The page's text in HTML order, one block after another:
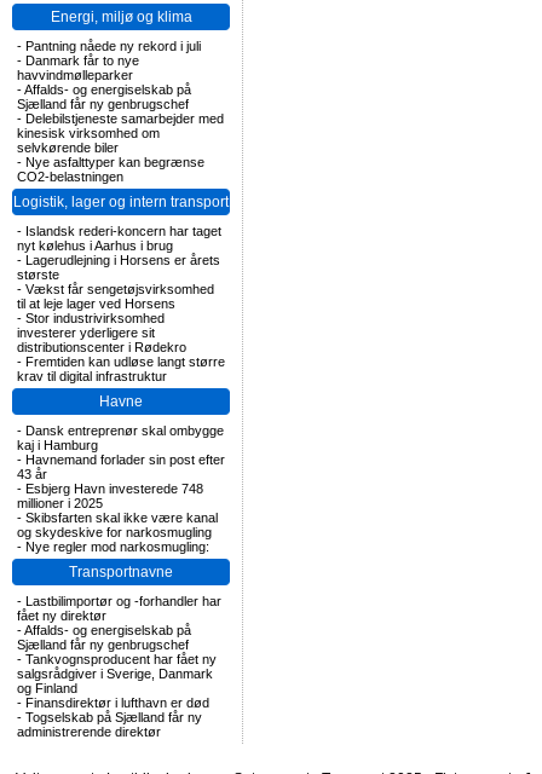
Energi, miljø og klima
- Pantning nåede ny rekord i juli
- Danmark får to nye
havvindmølleparker
-Affalds- og energiselskab på
Sjælland får ny genbrugschef
- Delebilstjeneste samarbejder med
kinesisk virksomhed om
selvkørende biler
- Nye asfalttyper kan begrænse
CO2-belastningen
Logistik, lager og intern transport
- Islandsk rederi-koncern har taget
nyt kølehus i Aarhus i brug
- Lagerudlejning i Horsens er årets
største
- Vækst får sengetøjsvirksomhed
til at leje lager ved Horsens
- Stor industrivirksomhed
investerer yderligere sit
distributionscenter i Rødekro
- Fremtiden kan udløse langt større
krav til digital infrastruktur
Havne
- Dansk entreprenør skal ombygge
kaj i Hamburg
- Havnemand forlader sin post efter
43 år
- Esbjerg Havn investerede 748
millioner i 2025
- Skibsfarten skal ikke være kanal
og skydeskive for narkosmugling
- Nye regler mod narkosmugling:
Transportnavne
- Lastbilimportør og -forhandler har
fået ny direktør
-Affalds- og energiselskab på
Sjælland får ny genbrugschef
- Tankvognsproducent har fået ny
salgsrådgiver i Sverige, Danmark
og Finland
- Finansdirektør i lufthavn er død
- Togselskab på Sjælland får ny
administrerende direktør